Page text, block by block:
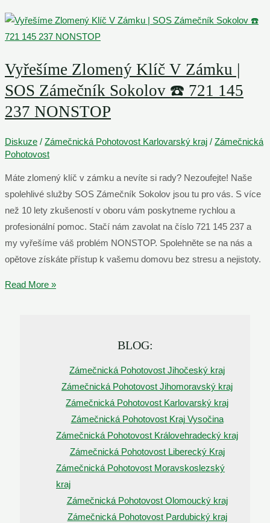
Zabouchnutých
Dveří
Cheb
Příjezd
do
15
Vyřešíme Zlomený Klíč V Zámku |
SOS Zámečník Sokolov ☎️ 721 145
237 NONSTOP
Diskuze / Zámečnická Pohotovost Karlovarský kraj / Zámečnická
Pohotovost
Máte zlomený klíč v zámku a nevíte si rady? Nezoufejte! Naše
spolehlivé služby SOS Zámečník Sokolov jsou tu pro vás. S více
než 10 lety zkušeností v oboru vám poskytneme rychlou a
profesionální pomoc. Stačí nám zavolat na číslo 721 145 237 a
my vyřešíme váš problém NONSTOP. Spolehněte se na nás a
opětove získáte přístup k vašemu domovu bez stresu a nejistoty.
Vyřešíme
Read More »
BLOG:
Zámečnická Pohotovost Jihočeský kraj
Zámečnická Pohotovost Jihomoravský kraj
Zámečnická Pohotovost Karlovarský kraj
Zámečnická Pohotovost Kraj Vysočina
Zámečnická Pohotovost Královehradecký kraj
Zámečnická Pohotovost Liberecký Kraj
Zámečnická Pohotovost Moravskoslezský
kraj
Zámečnická Pohotovost Olomoucký kraj
Zámečnická Pohotovost Pardubický kraj